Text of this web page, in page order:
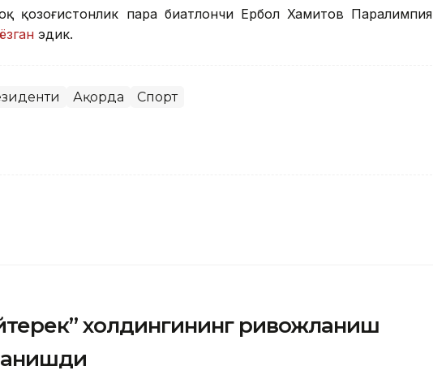
қозоғистонлик пара биатлончи Ербол Хамитов Паралимпия
ёзган эдик.
Ақорда Спорт
холдингининг ривожланиш